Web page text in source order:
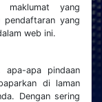
yang
pendaftaran yang
web ini.
apa-apa pindaan
di laman
Dengan sering